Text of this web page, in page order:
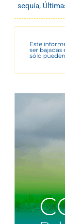
sequía,
Este
ser bajadas
sólo